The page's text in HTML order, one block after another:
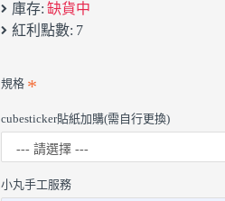
庫存: 缺貨中
紅利點數: 7
規格
cubesticker貼紙加購(需自行更換)
小丸手工服務